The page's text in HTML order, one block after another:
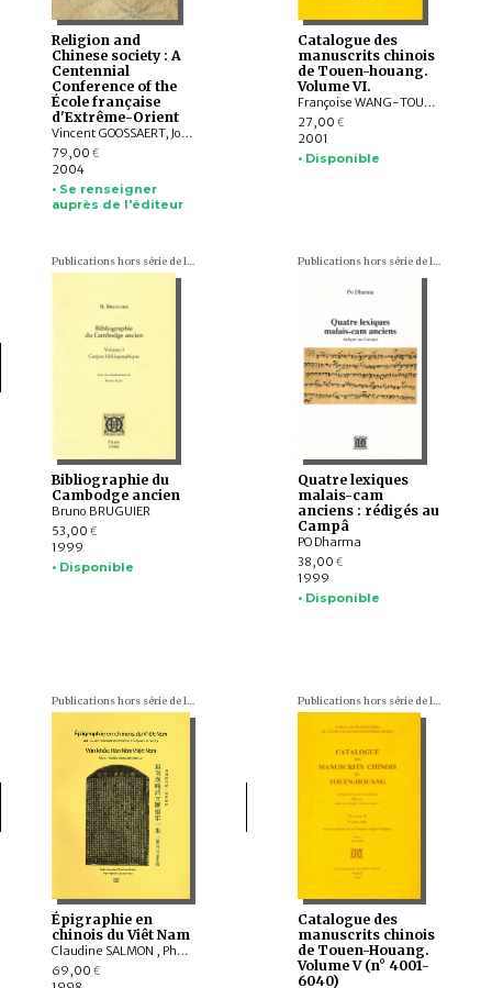
Religion and
Chinese society : A
Centennial
Conference of the
École française
d'Extrême-Orient
Vincent GOOSSAERT, John LAGERWEY
79,00 €
2004
• Se renseigner
auprès de l'éditeur
Catalogue des
manuscrits chinois
de Touen-houang.
Volume VI.
Françoise WANG-TOUTAIN
27,00 €
2001
• Disponible
Publications hors série de l'École française d'Extrême-Orient
Bibliographie du
Cambodge ancien
Bruno BRUGUIER
53,00 €
1999
• Disponible
Publications hors série de l'École française d'Extrême-Orient
Quatre lexiques
malais-cam
anciens : rédigés au
Campâ
PO Dharma
38,00 €
1999
• Disponible
Publications hors série de l'École française d'Extrême-Orient
Épigraphie en
chinois du Viêt Nam
Claudine SALMON , Phan Van Cac
69,00 €
Publications hors série de l'École française d'Extrême-Orient
Catalogue des
manuscrits chinois
de Touen-Houang.
Volume V (n° 4001-
6040)